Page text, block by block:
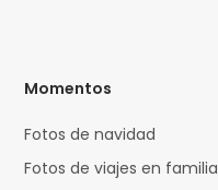
Momentos
Fotos de navidad
Fotos de viajes en familia